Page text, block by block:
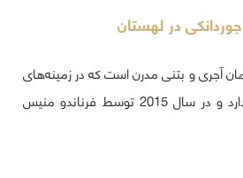
در لهستان
آجری و بتنی مدرن است که در زمینه‌های
متنوع فرهنگی فعالیت دارد و در سال 2015 توسط فرناندو منیس